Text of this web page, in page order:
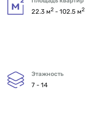
22.3 м2 - 102.5 м2
Этажность
7 - 14